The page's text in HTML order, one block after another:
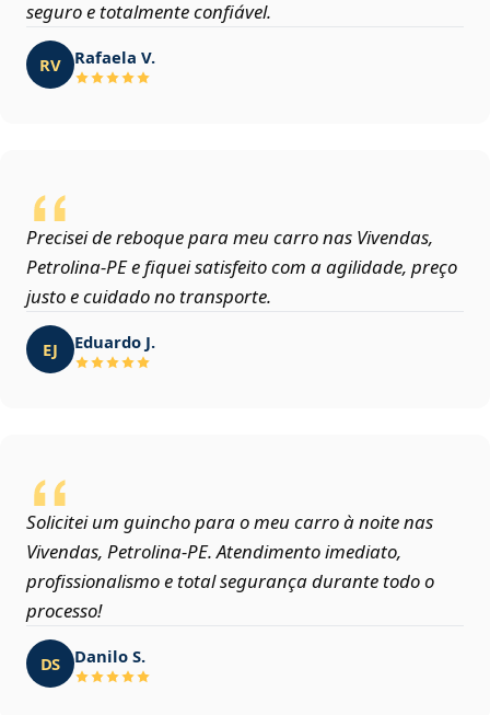
seguro e totalmente confiável.
RV Rafaela V.
Precisei de reboque para meu carro nas Vivendas,
Petrolina‑PE e fiquei satisfeito com a agilidade, preço
justo e cuidado no transporte.
EJ Eduardo J.
Solicitei um guincho para o meu carro à noite nas
Vivendas, Petrolina‑PE. Atendimento imediato,
profissionalismo e total segurança durante todo o
processo!
DS Danilo S.